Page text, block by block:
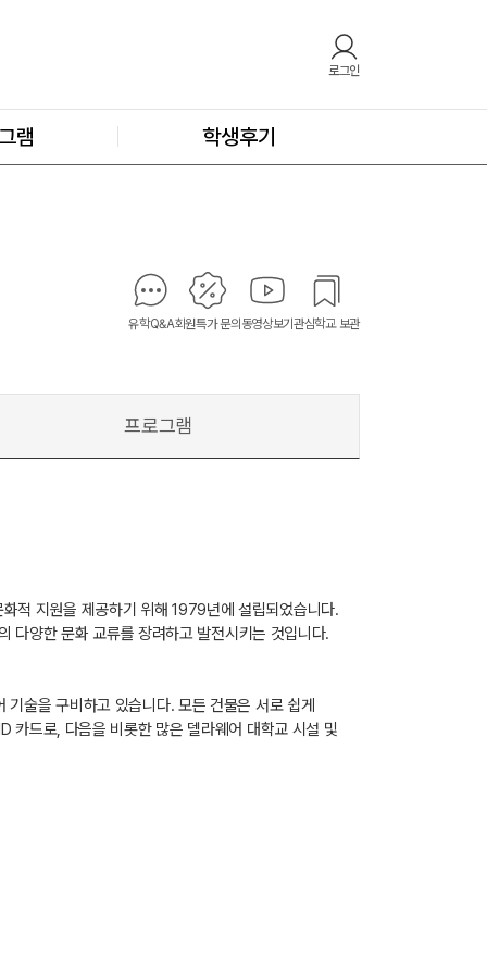
로그인
램 학생후기
유학Q&A회원특가 문의동영상보기관심학교 보관
프로그램
적 지원을 제공하기 위해 1979년에 설립되었습니다.
다양한 문화 교류를 장려하고 발전시키는 것입니다.
술을 구비하고 있습니다. 모든 건물은 서로 쉽게
카드로, 다음을 비롯한 많은 델라웨어 대학교 시설 및